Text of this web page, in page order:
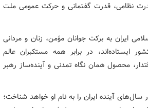
نظامی، قدرت گفتمانی و حرکت عمومی ملت
ایران به برکت جوانان مؤمن، زنان و مردانی
در برابر همه مستکبران عالم
محصول همان نگاه تمدنی و آینده‌ساز رهبر
سال‌های آینده ایران را به نام او خواهد شناخت؛